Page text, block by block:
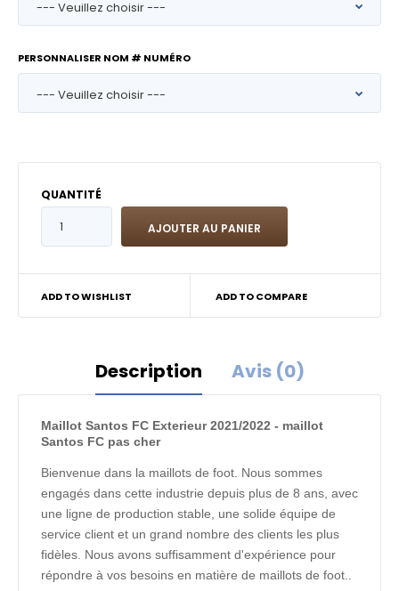
PERSONNALISER NOM # NUMÉRO
QUANTITÉ
ADD TO WISHLIST ADD TO COMPARE
Description Avis (0)
Maillot Santos FC Exterieur 2021/2022 - maillot
Santos FC pas cher
Bienvenue dans la maillots de foot. Nous sommes
engagés dans cette industrie depuis plus de 8 ans, avec
une ligne de production stable, une solide équipe de
service client et un grand nombre des clients les plus
fidèles. Nous avons suffisamment d'expérience pour
répondre à vos besoins en matière de maillots de foot..